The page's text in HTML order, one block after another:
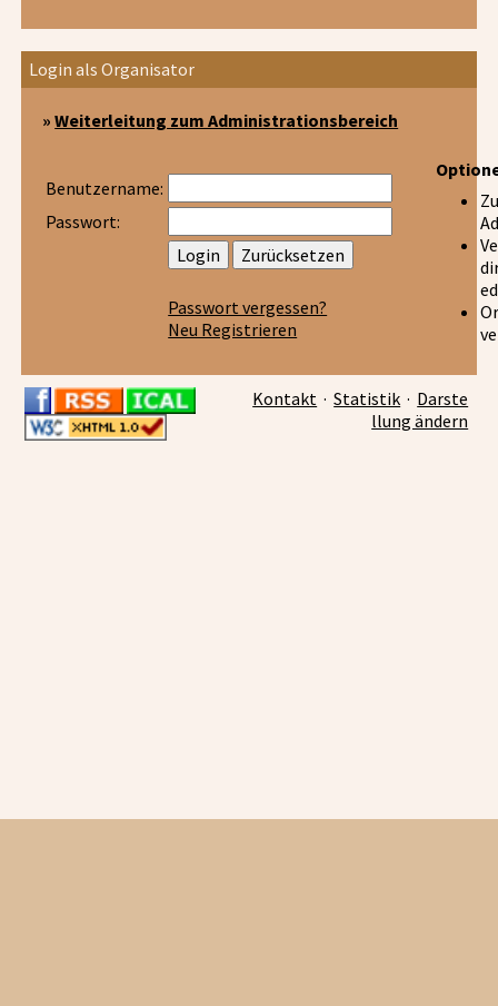
Login als Organisator
»Weiterleitung zum Administrationsbereich
Benutzername:
Passwort:
Passwort vergessen?
Neu Registrieren
Kontakt ·Statistik · Darste
llung ändern